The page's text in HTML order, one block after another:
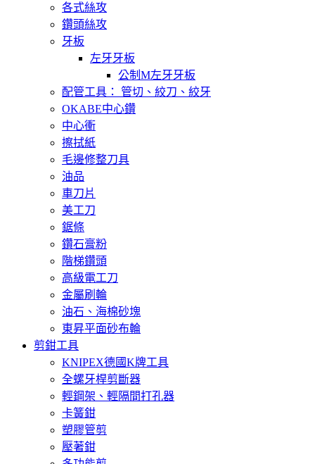
各式絲攻
鑽頭絲攻
牙板
左牙牙板
公制M左牙牙板
配管工具： 管切、絞刀、絞牙
OKABE中心鑽
中心衝
擦拭紙
毛邊修整刀具
油品
車刀片
美工刀
鋸條
鑽石膏粉
階梯鑽頭
高級電工刀
金屬刷輪
油石、海棉砂塊
東昇平面砂布輪
剪鉗工具
KNIPEX德國K牌工具
全螺牙桿剪斷器
輕鋼架、輕隔間打孔器
卡簧鉗
塑膠管剪
壓著鉗